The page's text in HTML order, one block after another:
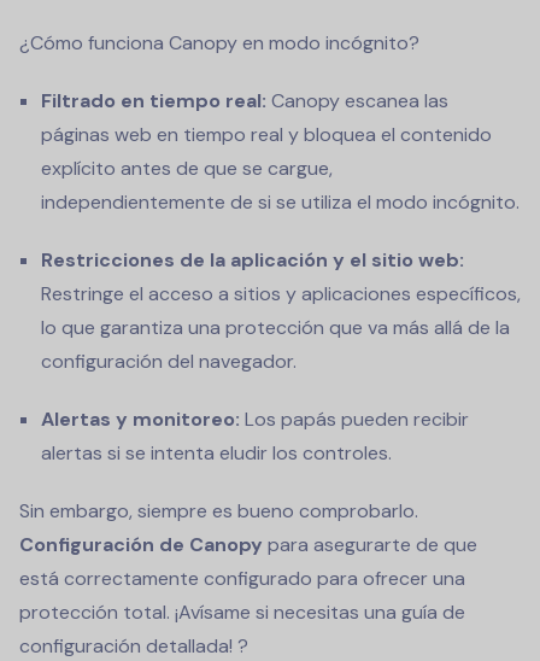
¿Cómo funciona Canopy en modo incógnito?
Filtrado en tiempo real: Canopy escanea las
páginas web en tiempo real y bloquea el contenido
explícito antes de que se cargue,
independientemente de si se utiliza el modo incógnito.
Restricciones de la aplicación y el sitio web:
Restringe el acceso a sitios y aplicaciones específicos,
lo que garantiza una protección que va más allá de la
configuración del navegador.
Alertas y monitoreo: Los papás pueden recibir
alertas si se intenta eludir los controles.
Sin embargo, siempre es bueno comprobarlo.
Configuración de Canopy para asegurarte de que
está correctamente configurado para ofrecer una
protección total. ¡Avísame si necesitas una guía de
configuración detallada! ?